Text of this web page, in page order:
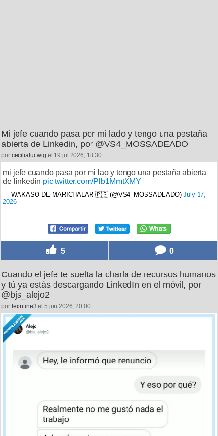
Mi jefe cuando pasa por mi lado y tengo una pestaña
abierta de Linkedin, por @VS4_MOSSADEADO
por cecilialudwig el 19 jul 2026, 18:30
mi jefe cuando pasa por mi lao y tengo una pestaña abierta
de linkedin pic.twitter.com/Plb1MmtXMY
— WAKASO DE MARICHALAR 🇵🇸 (@VS4_MOSSADEADO) July 17,
2026
5 0
Cuando el jefe te suelta la charla de recursos humanos
y tú ya estás descargando LinkedIn en el móvil, por
@bjs_alejo2
por leontine3 el 5 jun 2026, 20:00